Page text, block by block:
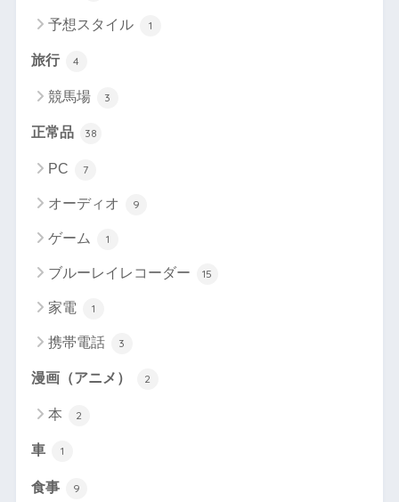
予想スタイル 1
旅行 4
競馬場 3
正常品 38
PC 7
オーディオ 9
ゲーム 1
ブルーレイレコーダー 15
家電 1
携帯電話 3
漫画（アニメ） 2
本 2
車 1
食事 9